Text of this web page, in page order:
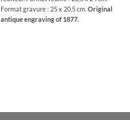
Format gravure : 25 x 20,5 cm. Original
antique engraving of 1877.